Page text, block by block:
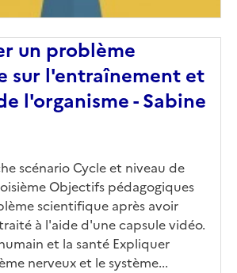
un problème
sur l'entraînement et
l'organisme - Sabine
scénario Cycle et niveau de
Objectifs pédagogiques
scientifique après avoir
à l'aide d'une capsule vidéo.
et la santé Expliquer
nerveux et le système...